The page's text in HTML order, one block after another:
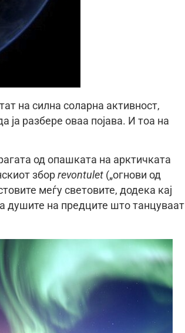
на силна соларна активност,
ја разбере оваа појава. И тоа на
од опашката на арктичката
збор revontulet („огнови од
меѓу световите, додека кај
душите на предците што танцуваат